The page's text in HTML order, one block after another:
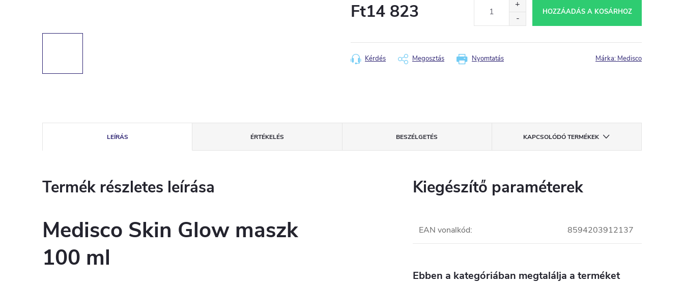
Ft14 823 HOZZÁADÁS A KOSÁRHOZ
Nyomtatás
Kérdés Megosztás Márka: Medisco
LEÍRÁS ÉRTÉKELÉS BESZÉLGETÉS KAPCSOLÓDÓ TERMÉKEK
Termék részletes leírása
Medisco Skin Glow maszk
100 ml
Kiegészítő paraméterek
EAN vonalkód: 8594203912137
Ebben a kategóriában megtalálja a terméket